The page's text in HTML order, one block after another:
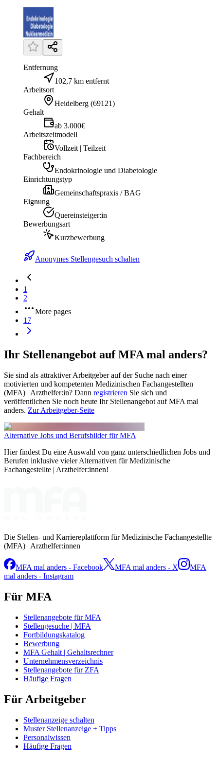
Entfernung
102,7 km entfernt
Arbeitsort
Heidelberg (69121)
Gehalt
ab 3.000€
Arbeitszeitmodell
Vollzeit | Teilzeit
Fachbereich
Endokrinologie und Diabetologie
Einrichtungstyp
Gemeinschaftspraxis / BAG
Eignung
Quereinsteiger:in
Bewerbungsart
Kurzbewerbung
Anonymes Stellengesuch schalten
1
2
More pages
17
Ihr Stellenangebot auf MFA mal anders?
Sie sind als attraktiver Arbeitgeber auf der Suche nach einer
motivierten und kompetenten Medizinischen Fachangestellten
(MFA) | Arzthelfer:in? Dann registrieren Sie sich und
veröffentlichen Sie noch heute Ihr Stellenangebot auf MFA mal
anders. Zur Arbeitgeber-Seite
Alternative Jobs und Berufsbilder für MFA
Hier findest Du eine Auswahl von ganz unterschiedlichen Jobs und
Berufen inklusive vieler Alternativen für Medizinische
Fachangestellte | Arzthelfer:innen!
Die Stellen- und Karriereplattform für Medizinische Fachangestellte
(MFA) | Arzthelfer:innen
MFA mal anders - Facebook MFA mal anders - X
MFA
mal anders - Instagram
Für MFA
Stellenangebote für MFA
Stellengesuche | MFA
Fortbildungskatalog
Bewerbung
MFA Gehalt | Gehaltsrechner
Unternehmensverzeichnis
Stellenangebote für ZFA
Häufige Fragen
Für Arbeitgeber
Stellenanzeige schalten
Muster Stellenanzeige + Tipps
Personalwissen
Häufige Fragen